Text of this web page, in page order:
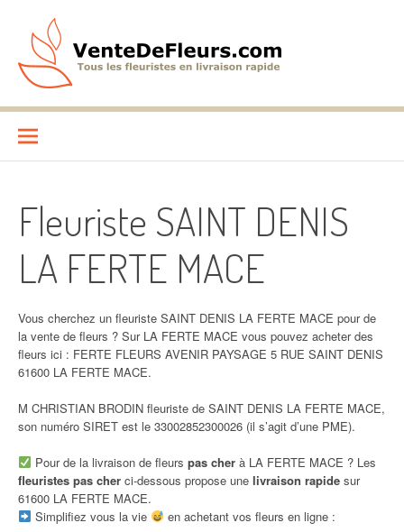
contenu
VenteDeFleurs.com
Fleuriste SAINT DENIS
LA FERTE MACE
Vous cherchez un fleuriste SAINT DENIS LA FERTE MACE pour de
la vente de fleurs ? Sur LA FERTE MACE vous pouvez acheter des
fleurs ici : FERTE FLEURS AVENIR PAYSAGE 5 RUE SAINT DENIS
61600 LA FERTE MACE.
M CHRISTIAN BRODIN fleuriste de SAINT DENIS LA FERTE MACE,
son numéro SIRET est le 33002852300026 (il s’agit d’une PME).
Pour de la livraison de fleurs pas cherà LA FERTE MACE ? Les
fleuristes pas cher ci-dessous propose une livraison rapide sur
61600 LA FERTE MACE.
Simplifiez vous la vie
en achetant vos fleurs en ligne :